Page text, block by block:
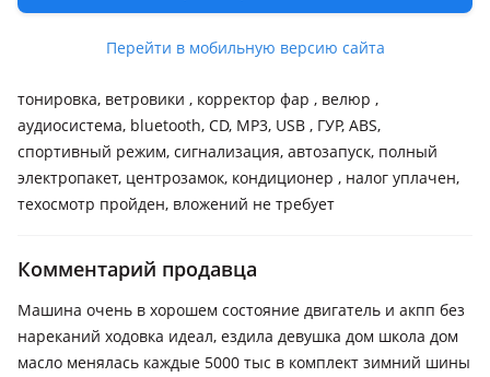
Перейти в мобильную версию сайта
Растаможен в Казахстане
тонировка, ветровики , корректор фар , велюр ,
аудиосистема, bluetooth, CD, MP3, USB , ГУР, ABS,
спортивный режим, сигнализация, автозапуск, полный
электропакет, центрозамок, кондиционер , налог уплачен,
техосмотр пройден, вложений не требует
Комментарий продавца
Машина очень в хорошем состояние двигатель и акпп без
нареканий ходовка идеал, ездила девушка дом школа дом
масло менялась каждые 5000 тыс в комплект зимний шины